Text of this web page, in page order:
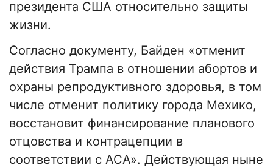
президента США относительно защиты
жизни.
Согласно документу, Байден «отменит
действия Трампа в отношении абортов и
охраны репродуктивного здоровья, в том
числе отменит политику города Мехико,
восстановит финансирование планового
отцовства и контрацепции в
соответствии с ACA». Действующая ныне